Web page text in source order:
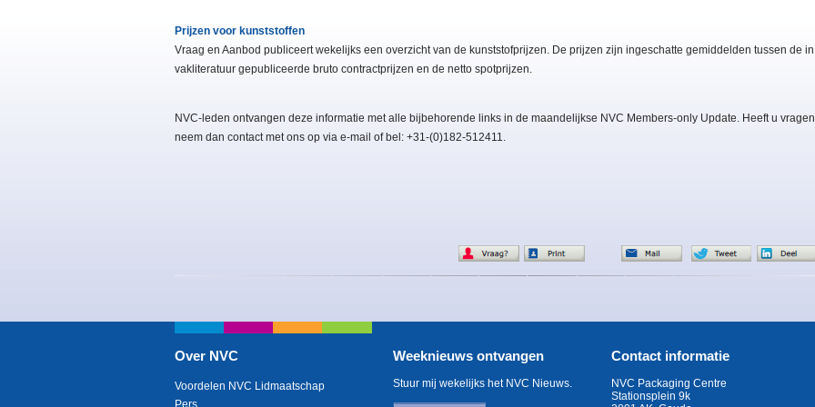
Prijzen voor kunststoffen
Vraag en Aanbod publiceert wekelijks een overzicht van de kunststofprijzen. De prijzen zijn ingeschatte gemiddelden tussen de in
vakliteratuur gepubliceerde bruto contractprijzen en de netto spotprijzen.
NVC-leden ontvangen deze informatie met alle bijbehorende links in de maandelijkse NVC Members-only Update. Heeft u
neem dan contact met ons op via e-mail of bel: +31-(0)182-512411.
Over NVC
Voordelen NVC Lidmaatschap
Pers
Weeknieuws ontvangen
Stuur mij wekelijks het NVC Nieuws.
Contact informatie
NVC Packaging Centre
Stationsplein 9k